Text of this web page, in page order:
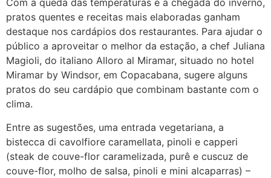
Com a queda das temperaturas e a chegada do inverno,
pratos quentes e receitas mais elaboradas ganham
destaque nos cardápios dos restaurantes. Para ajudar o
público a aproveitar o melhor da estação, a chef Juliana
Magioli, do italiano Alloro al Miramar, situado no hotel
Miramar by Windsor, em Copacabana, sugere alguns
pratos do seu cardápio que combinam bastante com o
clima.
Entre as sugestões, uma entrada vegetariana, a
bistecca di cavolfiore caramellata, pinoli e capperi
(steak de couve-flor caramelizada, purê e cuscuz de
couve-flor, molho de salsa, pinoli e mini alcaparras) –